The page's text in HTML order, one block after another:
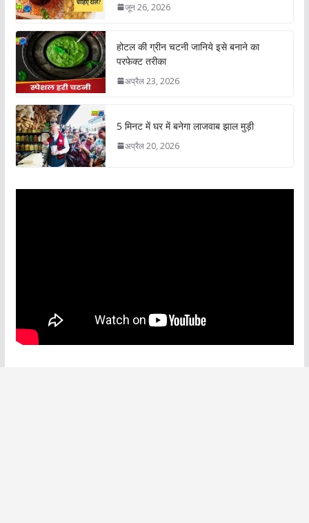
जून 26, 2026
होटल की ग्रीन चटनी जानिये इसे बनाने का
परफेक्ट तरीका
अप्रैल 23, 2026
5 मिनट में घर में बनेगा लाजवाब झाल मुड़ी
अप्रैल 20, 2026